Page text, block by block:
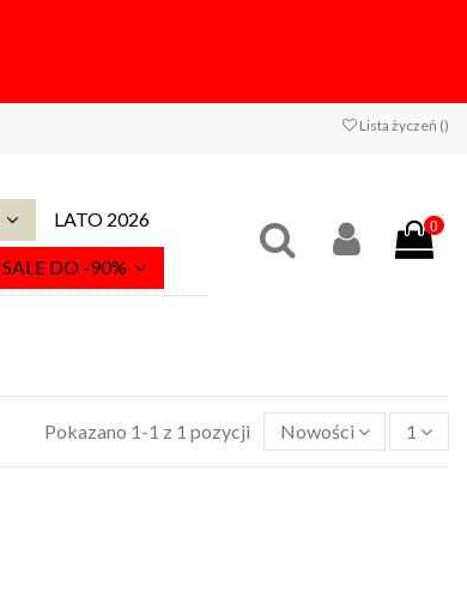
Lista życzeń ()
LATO 2026
SALE DO -90%
0
Pokazano 1-1 z 1 pozycji Nowości 1